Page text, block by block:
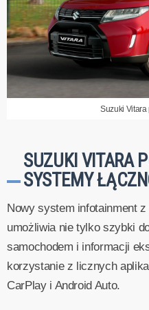
Suzuki Vitara
SUZUKI VITARA
SYSTEMY
Nowy system infotainment
umożliwia nie tylko szybki
samochodem i informacji
korzystanie z licznych
CarPlay i Android Auto.